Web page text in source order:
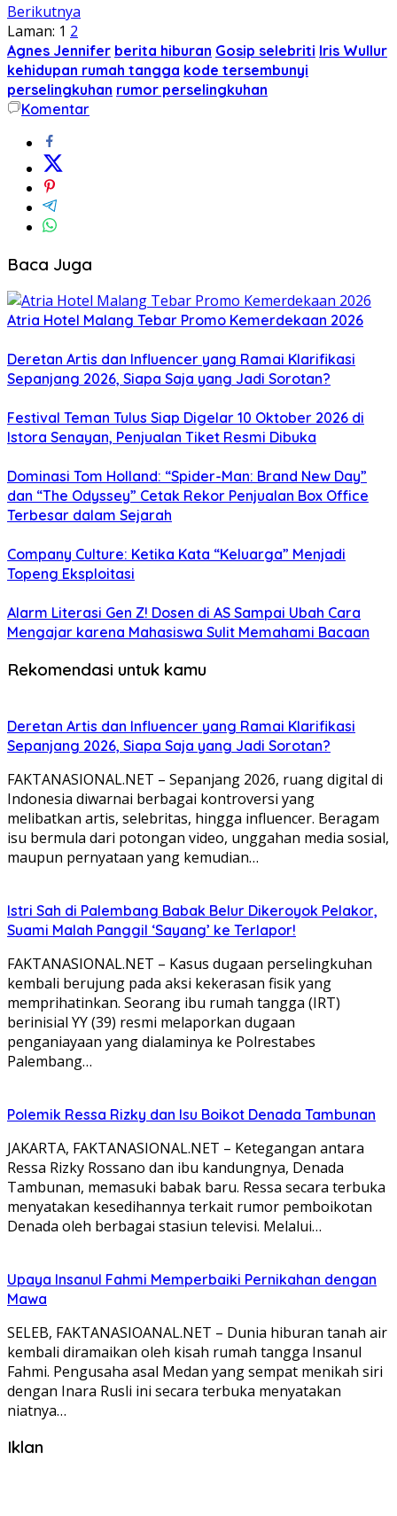
Berikutnya
Laman: 1 2
Agnes Jennifer berita hiburan Gosip selebriti Iris Wullur
kehidupan rumah tangga kode tersembunyi
perselingkuhan rumor perselingkuhan
Komentar
Baca Juga
Atria Hotel Malang Tebar Promo Kemerdekaan 2026
Deretan Artis dan Influencer yang Ramai Klarifikasi
Sepanjang 2026, Siapa Saja yang Jadi Sorotan?
Festival Teman Tulus Siap Digelar 10 Oktober 2026 di
Istora Senayan, Penjualan Tiket Resmi Dibuka
Dominasi Tom Holland: “Spider-Man: Brand New Day”
dan “The Odyssey” Cetak Rekor Penjualan Box Office
Terbesar dalam Sejarah
Company Culture: Ketika Kata “Keluarga” Menjadi
Topeng Eksploitasi
Alarm Literasi Gen Z! Dosen di AS Sampai Ubah Cara
Mengajar karena Mahasiswa Sulit Memahami Bacaan
Rekomendasi untuk kamu
Deretan Artis dan Influencer yang Ramai Klarifikasi
Sepanjang 2026, Siapa Saja yang Jadi Sorotan?
FAKTANASIONAL.NET – Sepanjang 2026, ruang digital di
Indonesia diwarnai berbagai kontroversi yang
melibatkan artis, selebritas, hingga influencer. Beragam
isu bermula dari potongan video, unggahan media sosial,
maupun pernyataan yang kemudian…
Istri Sah di Palembang Babak Belur Dikeroyok Pelakor,
Suami Malah Panggil ‘Sayang’ ke Terlapor!
FAKTANASIONAL.NET – Kasus dugaan perselingkuhan
kembali berujung pada aksi kekerasan fisik yang
memprihatinkan. Seorang ibu rumah tangga (IRT)
berinisial YY (39) resmi melaporkan dugaan
penganiayaan yang dialaminya ke Polrestabes
Palembang…
Polemik Ressa Rizky dan Isu Boikot Denada Tambunan
JAKARTA, FAKTANASIONAL.NET – Ketegangan antara
Ressa Rizky Rossano dan ibu kandungnya, Denada
Tambunan, memasuki babak baru. Ressa secara terbuka
menyatakan kesedihannya terkait rumor pemboikotan
Denada oleh berbagai stasiun televisi. Melalui…
Upaya Insanul Fahmi Memperbaiki Pernikahan dengan
Mawa
SELEB, FAKTANASIOANAL.NET – Dunia hiburan tanah air
kembali diramaikan oleh kisah rumah tangga Insanul
Fahmi. Pengusaha asal Medan yang sempat menikah siri
dengan Inara Rusli ini secara terbuka menyatakan
niatnya…
Iklan